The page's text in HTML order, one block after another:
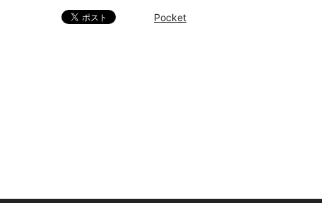
Pocket